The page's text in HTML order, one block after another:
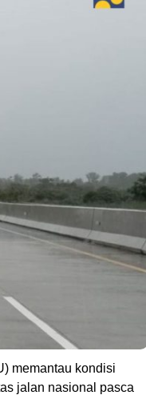
memantau kondisi
jalan nasional pasca